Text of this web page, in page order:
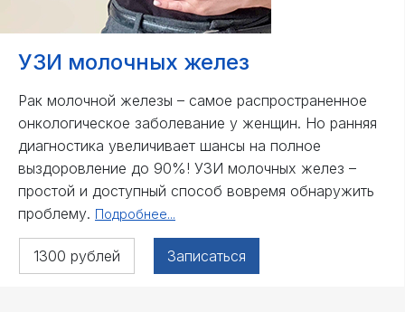
УЗИ молочных желез
Рак молочной железы – самое распространенное
онкологическое заболевание у женщин. Но ранняя
диагностика увеличивает шансы на полное
выздоровление до 90%! УЗИ молочных желез –
простой и доступный способ вовремя обнаружить
проблему. Подробнее...
1300 рублей Записаться